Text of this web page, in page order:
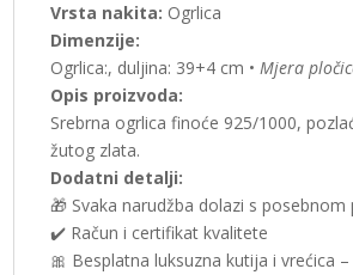
Vrsta nakita: Ogrlica
Dimenzije:
Ogrlica:, duljina: 39+4 cm •Mjera
Opis proizvoda:
Srebrna ogrlica finoće 925/1000,
žutog zlata.
Dodatni detalji:
🎁 Svaka narudžba dolazi s posebnom
✔️ Račun i certifikat kvalitete
🎀 Besplatna luksuzna kutija i vrećica